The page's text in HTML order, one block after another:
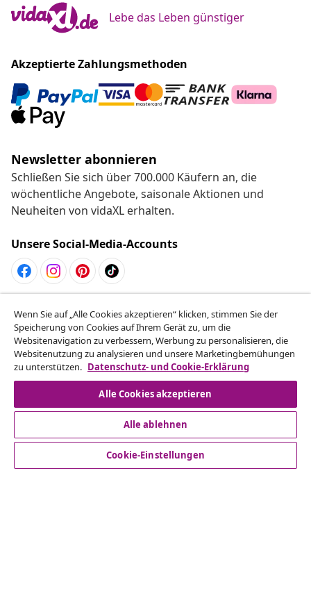
Lebe das Leben günstiger
Akzeptierte Zahlungsmethoden
Newsletter abonnieren
Schließen Sie sich über 700.000 Käufern an, die
wöchentliche Angebote, saisonale Aktionen und
Neuheiten von vidaXL erhalten.
Unsere Social-Media-Accounts
Vom Vertrag zurücktreten
Reiche einen Widerrufsantrag für deine Bestellung
ein.
Vom Vertrag zurücktreten
Kundenservice
Wenn Sie auf „Alle Cookies akzeptieren“ klicken, stimmen Sie der
Speicherung von Cookies auf Ihrem Gerät zu, um die
Websitenavigation zu verbessern, Werbung zu personalisieren, die
Websitenutzung zu analysieren und unsere Marketingbemühungen
zu unterstützen. Datenschutz- und Cookie-Erklärung
Alle Cookies akzeptieren
Alle ablehnen
Cookie-Einstellungen